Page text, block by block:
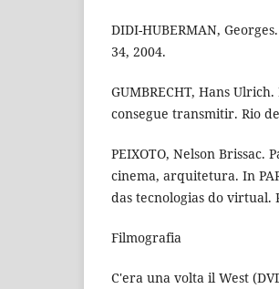
DIDI-HUBERMAN,
34, 2004.
GUMBRECHT, Hans
consegue transmitir. Rio
PEIXOTO, Nelson Brissac.
cinema, arquitetura. In
das tecnologias do virtual.
Filmografia
C'era una volta il West